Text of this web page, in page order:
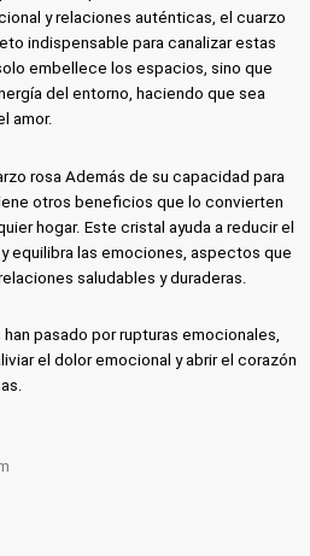
y relaciones auténticas, el cuarzo
indispensable para canalizar estas
embellece los espacios, sino que
del entorno, haciendo que sea
amor.
rosa Además de su capacidad para
otros beneficios que lo convierten
hogar. Este cristal ayuda a reducir el
equilibra las emociones, aspectos que
saludables y duraderas.
pasado por rupturas emocionales,
el dolor emocional y abrir el corazón